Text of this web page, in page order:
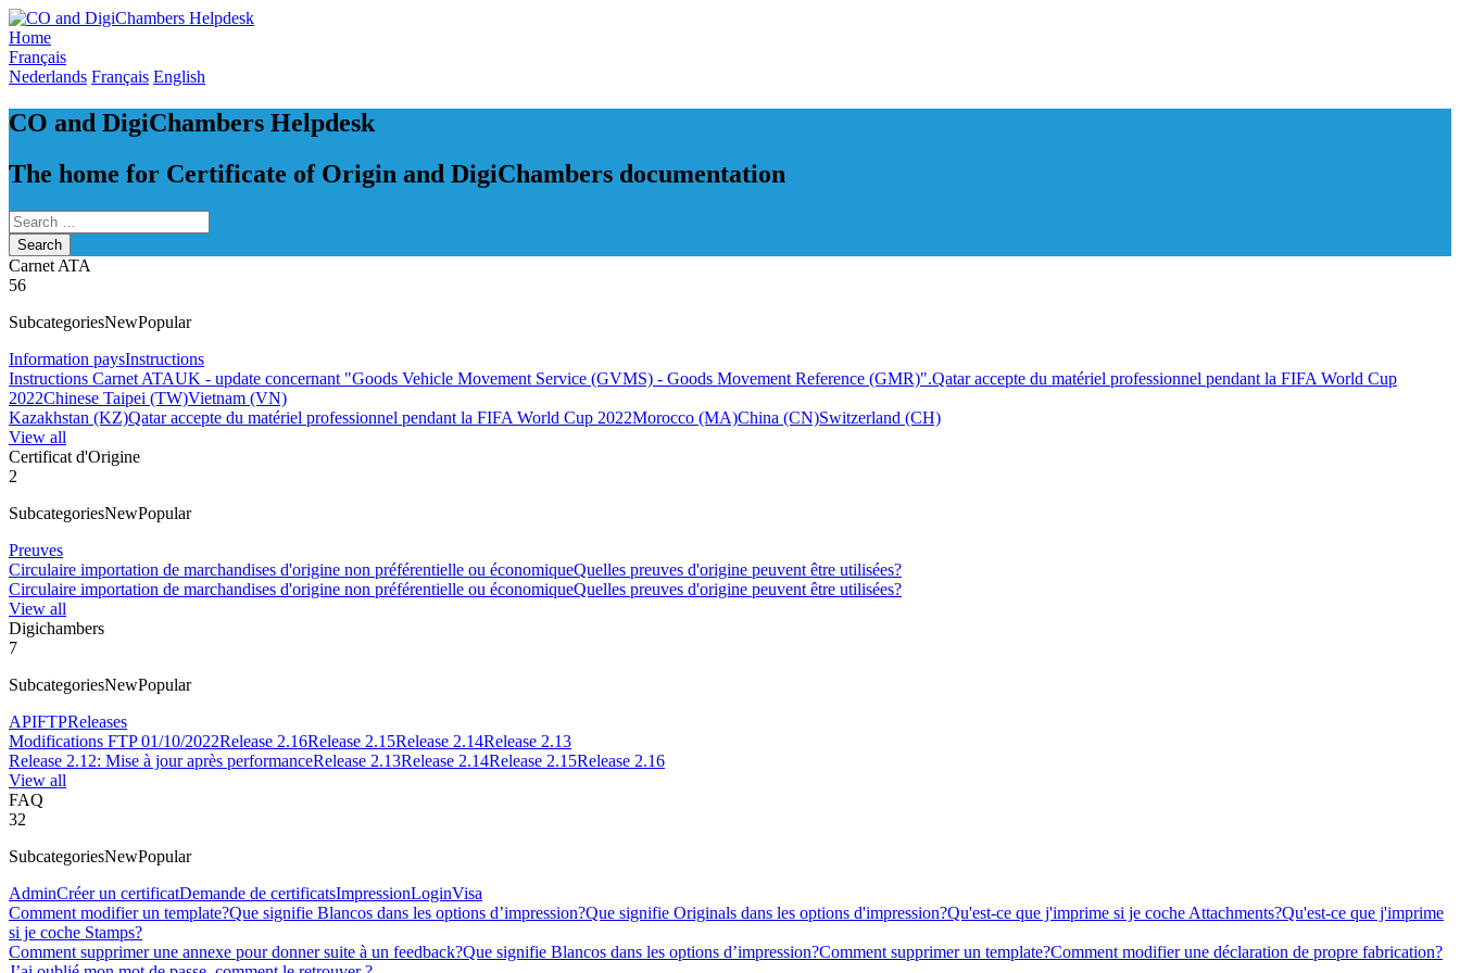
Skip
to
content
Home
Français
Nederlands Français English
CO and DigiChambers Helpdesk
The home for Certificate of Origin and DigiChambers documentation
Carnet ATA
56
SubcategoriesNewPopular
Information paysInstructions
Instructions Carnet ATAUK - update concernant "Goods Vehicle Movement Service (GVMS) - Goods Movement Reference (GMR)".Qatar accepte du matériel professionnel pendant la FIFA World Cup
2022Chinese Taipei (TW)Vietnam (VN)
Kazakhstan (KZ)Qatar accepte du matériel professionnel pendant la FIFA World Cup 2022Morocco (MA)China (CN)Switzerland (CH)
View all
Certificat d'Origine
2
SubcategoriesNewPopular
Preuves
Circulaire importation de marchandises d'origine non préférentielle ou économiqueQuelles preuves d'origine peuvent être utilisées?
Circulaire importation de marchandises d'origine non préférentielle ou économiqueQuelles preuves d'origine peuvent être utilisées?
View all
Digichambers
7
SubcategoriesNewPopular
APIFTPReleases
Modifications FTP 01/10/2022Release 2.16Release 2.15Release 2.14Release 2.13
Release 2.12: Mise à jour après performanceRelease 2.13Release 2.14Release 2.15Release 2.16
View all
FAQ
32
SubcategoriesNewPopular
AdminCréer un certificatDemande de certificatsImpressionLoginVisa
Comment modifier un template?Que signifie Blancos dans les options d’impression?Que signifie Originals dans les options d'impression?Qu'est-ce que j'imprime si je coche Attachments?Qu'est-ce que j'imprime
si je coche Stamps?
Comment supprimer une annexe pour donner suite à un feedback?Que signifie Blancos dans les options d’impression?Comment supprimer un template?Comment modifier une déclaration de propre fabrication?